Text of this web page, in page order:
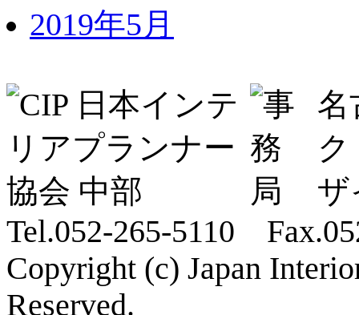
2019年5月
名
ザ
Tel.052-265-5110
Copyright (c) Japan
Reserved.